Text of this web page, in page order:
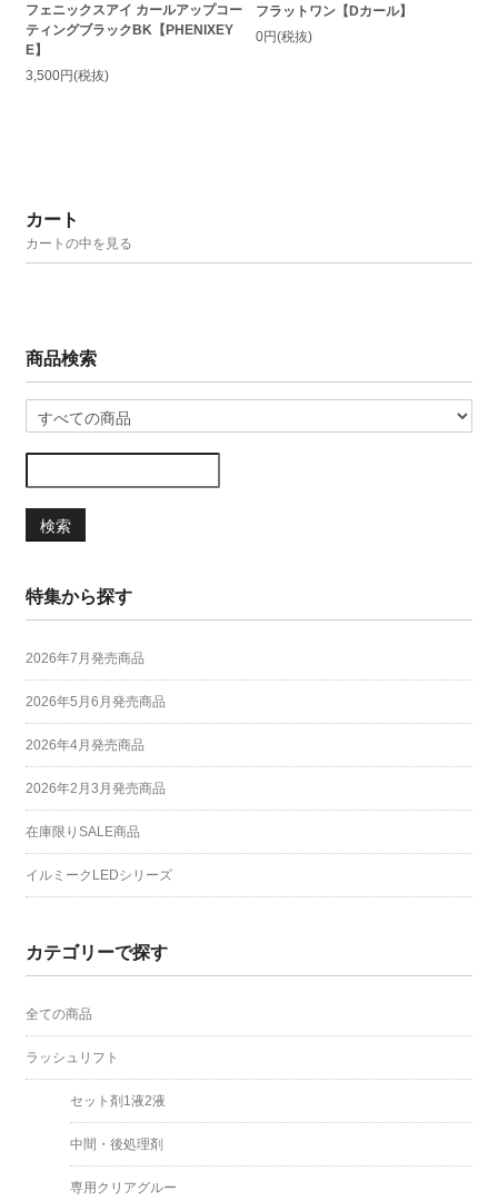
フェニックスアイ カールアップコー
ティングブラックBK【PHENIXEY
E】
3,500円(税抜)
フラットワン【Dカール】
0円(税抜)
カート
カートの中を見る
商品検索
検索
特集から探す
2026年7月発売商品
2026年5月6月発売商品
2026年4月発売商品
2026年2月3月発売商品
在庫限りSALE商品
イルミークLEDシリーズ
カテゴリーで探す
全ての商品
ラッシュリフト
セット剤1液2液
中間・後処理剤
専用クリアグルー